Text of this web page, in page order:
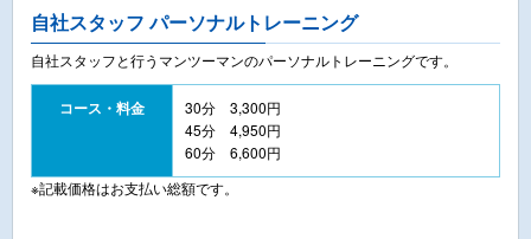
自社スタッフ パーソナルトレーニング
自社スタッフと行うマンツーマンのパーソナルトレーニングです。
コース・料金
30分 3,300円
45分 4,950円
60分 6,600円
※記載価格はお支払い総額です。